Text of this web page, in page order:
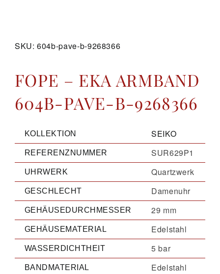
SKU:604b-pave-b-9268366
FOPE – EKA ARMBAND
604B-PAVE-B-9268366
KOLLEKTION SEIKO
REFERENZNUMMER SUR629P1
UHRWERK Quartzwerk
GESCHLECHT Damenuhr
GEHÄUSEDURCHMESSER 29 mm
GEHÄUSEMATERIAL Edelstahl
WASSERDICHTHEIT 5 bar
BANDMATERIAL Edelstahl